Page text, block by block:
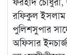
রফিকুল ইসলাম
পুলিশসুপার
অফিসার